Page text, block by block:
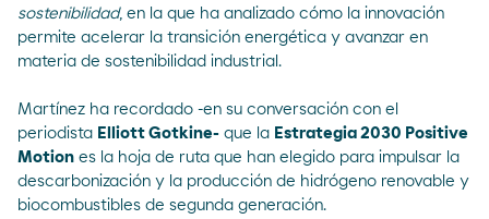
sostenibilidad, en la que ha analizado cómo la innovación
permite acelerar la transición energética y avanzar en
materia de sostenibilidad industrial.
Martínez ha recordado -en su conversación con el
periodista Elliott Gotkine- que la Estrategia 2030 Positive
Motion es la hoja de ruta que han elegido para impulsar la
descarbonización y la producción de hidrógeno renovable y
biocombustibles de segunda generación.